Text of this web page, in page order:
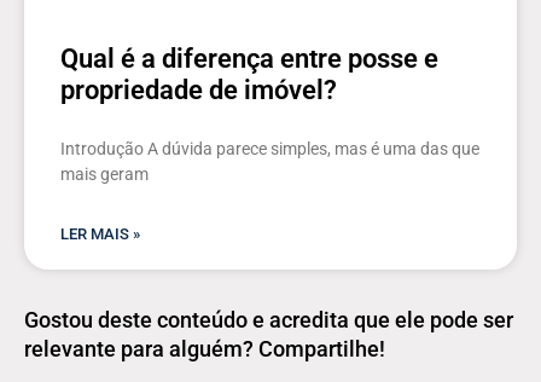
Qual é a diferença entre posse e
propriedade de imóvel?
Introdução A dúvida parece simples, mas é uma das que
mais geram
LER MAIS »
Gostou deste conteúdo e acredita que ele pode ser
relevante para alguém? Compartilhe!